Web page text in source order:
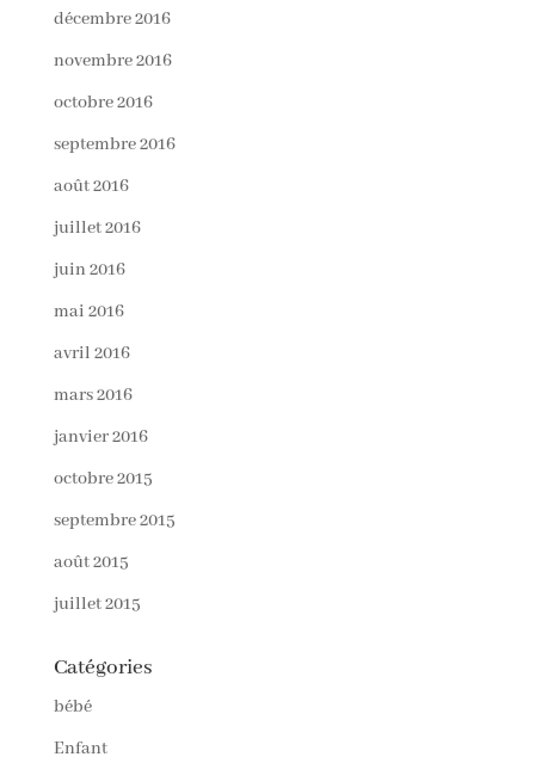
décembre 2016
novembre 2016
octobre 2016
septembre 2016
août 2016
juillet 2016
juin 2016
mai 2016
avril 2016
mars 2016
janvier 2016
octobre 2015
septembre 2015
août 2015
juillet 2015
Catégories
bébé
Enfant